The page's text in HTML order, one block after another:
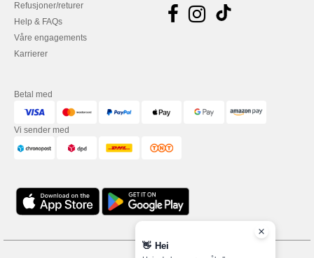
Refusjoner/returer
Help & FAQs
Våre engagements
Karrierer
Betal med
Vi sender med
👋 Hei